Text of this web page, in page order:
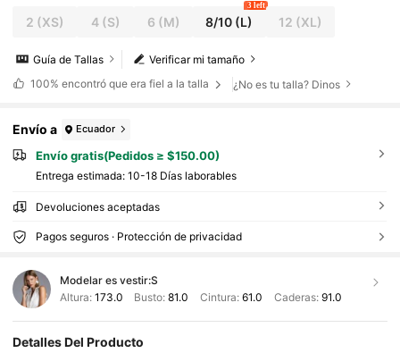
2 (XS) 4(S) 6 (M) 8/10 (L)
3 left
12 (XL)
Verificar mi tamaño
Guía de Tallas
100% encontró que era fiel a la talla ¿No es tu talla? Dinos
Envío a Ecuador
Envío gratis(Pedidos ≥ $150.00)
Entrega estimada: 10-18 Días laborables
Devoluciones aceptadas
Pagos seguros · Protección de privacidad
Modelar es vestir:S
Altura: 173.0 Busto:81.0 Cintura: 61.0 Caderas: 91.0
Detalles Del Producto